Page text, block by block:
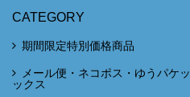
CATEGORY
期間限定特別価格商品
メール便・ネコポス・ゆうパケ
ックス